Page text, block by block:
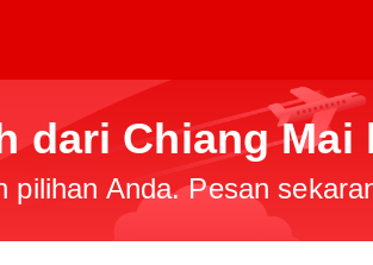
dari Chiang Mai
pilihan Anda. Pesan